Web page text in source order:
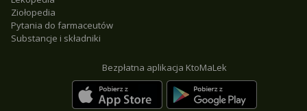
Ziołopedia
Pytania do farmaceutów
Substancje i składniki
Bezpłatna aplikacja KtoMaLek